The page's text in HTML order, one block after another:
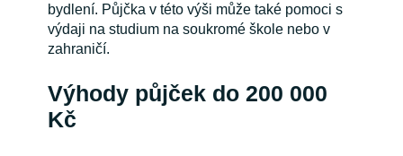
bydlení. Půjčka v této výši může také pomoci s
výdaji na studium na soukromé škole nebo v
zahraničí.
Výhody půjček do 200 000
Kč